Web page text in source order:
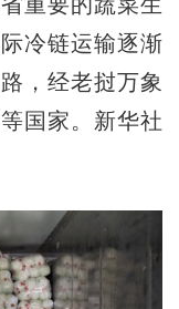
冷链运输逐渐
，经老挝万象
国家。新华社